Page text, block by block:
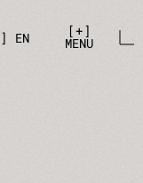
EN +
MENU